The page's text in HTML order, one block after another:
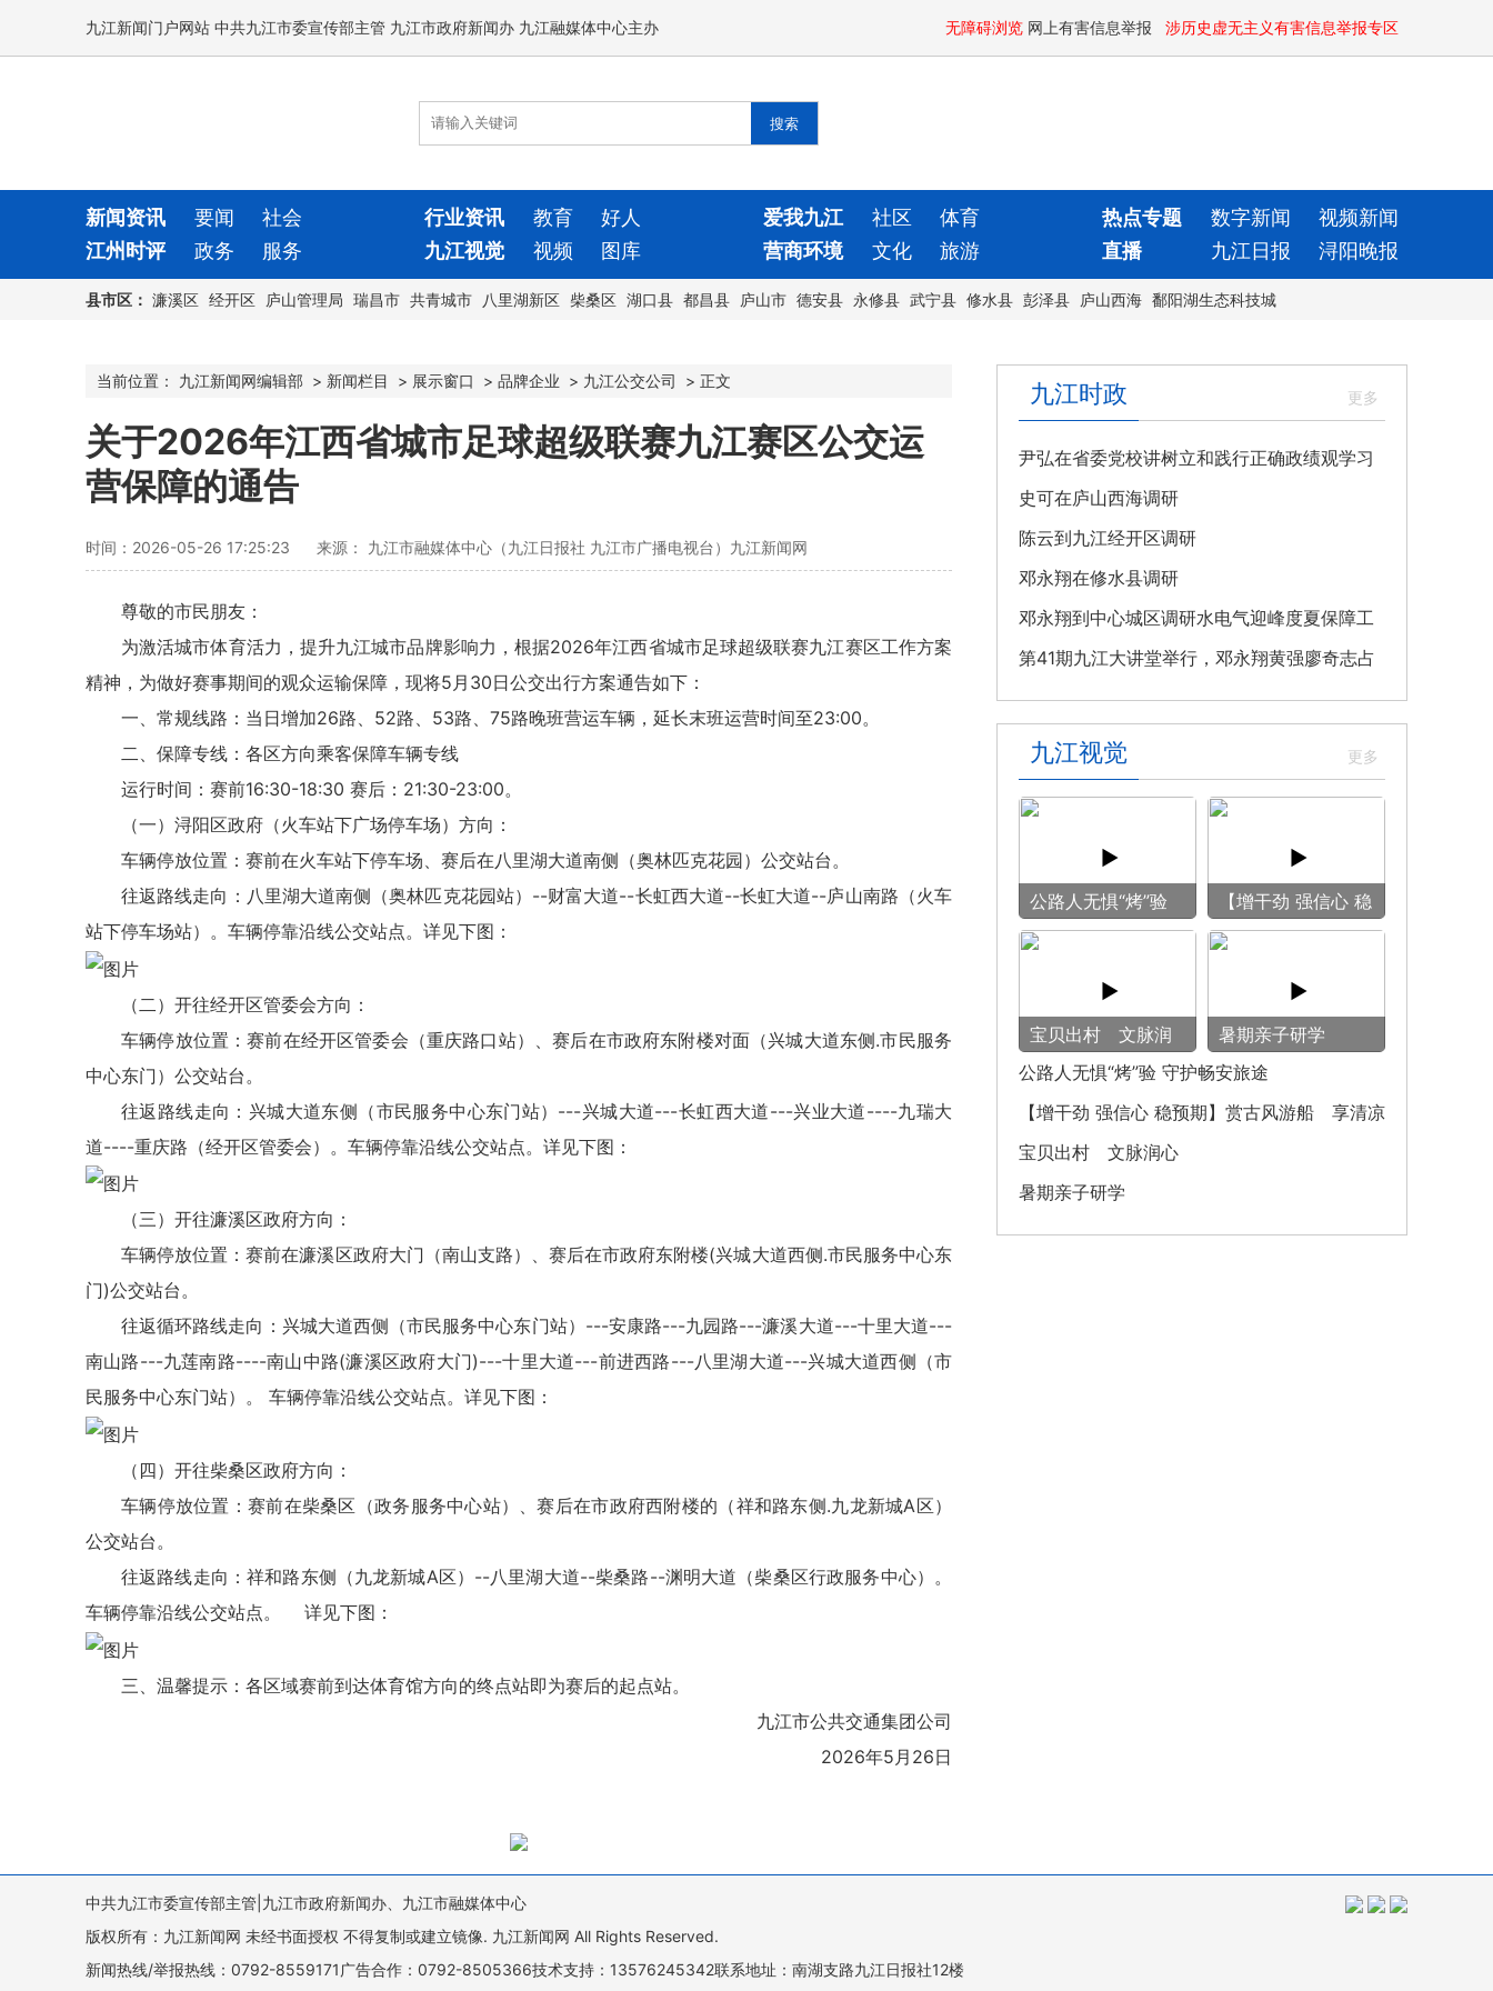
九江新闻门户网站 中共九江市委宣传部主管 九江市政府新闻办 九江融媒体中心主办 无障碍浏览 网上有害信息举报 涉历史虚无主义有害信息举报专区
新闻资讯 要闻 社会 行业资讯 教育 好人 爱我九江 社区 体育 热点专题 数字新闻
视频新闻
江州时评
政务 服务 九江视觉 视频 图库 营商环境 文化 旅游 直播 九江日报 浔阳晚报
县市区： 濂溪区 经开区 庐山管理局 瑞昌市 共青城市 八里湖新区 柴桑区 湖口县 都昌县 庐山市 德安县 永修县 武宁县 修水县 彭泽县 庐山西海 鄱阳湖生态科技城
当前位置： 九江新闻网编辑部 > 新闻栏目 > 展示窗口 > 品牌企业 > 九江公交公司 > 正文
关于2026年江西省城市足球超级联赛九江赛区公交运
营保障的通告
时间：2026-05-26 17:25:23 来源： 九江市融媒体中心（九江日报社 九江市广播电视台）九江新闻网
尊敬的市民朋友：
为激活城市体育活力，提升九江城市品牌影响力，根据2026年江西省城市足球超级联赛九江赛区工作方案
精神，为做好赛事期间的观众运输保障，现将5月30日公交出行方案通告如下：
一、常规线路：当日增加26路、52路、53路、75路晚班营运车辆，延长末班运营时间至23:00。
二、保障专线：各区方向乘客保障车辆专线
运行时间：赛前16:30-18:30 赛后：21:30-23:00。
（一）浔阳区政府（火车站下广场停车场）方向：
车辆停放位置：赛前在火车站下停车场、赛后在八里湖大道南侧（奥林匹克花园）公交站台。
往返路线走向：八里湖大道南侧（奥林匹克花园站）--财富大道--长虹西大道--长虹大道--庐山南路（火车
站下停车场站）。车辆停靠沿线公交站点。详见下图：
（二）开往经开区管委会方向：
车辆停放位置：赛前在经开区管委会（重庆路口站）、赛后在市政府东附楼对面（兴城大道东侧.市民服务
中心东门）公交站台。
往返路线走向：兴城大道东侧（市民服务中心东门站）---兴城大道---长虹西大道---兴业大道----九瑞大
道----重庆路（经开区管委会）。车辆停靠沿线公交站点。详见下图：
（三）开往濂溪区政府方向：
车辆停放位置：赛前在濂溪区政府大门（南山支路）、赛后在市政府东附楼(兴城大道西侧.市民服务中心东
门)公交站台。
往返循环路线走向：兴城大道西侧（市民服务中心东门站）---安康路---九园路---濂溪大道---十里大道---
南山路---九莲南路----南山中路(濂溪区政府大门)---十里大道---前进西路---八里湖大道---兴城大道西侧（市
民服务中心东门站）。 车辆停靠沿线公交站点。详见下图：
（四）开往柴桑区政府方向：
车辆停放位置：赛前在柴桑区（政务服务中心站）、赛后在市政府西附楼的（祥和路东侧.九龙新城A区）
公交站台。
往返路线走向：祥和路东侧（九龙新城A区）--八里湖大道--柴桑路--渊明大道（柴桑区行政服务中心）。
车辆停靠沿线公交站点。 详见下图：
三、温馨提示：各区域赛前到达体育馆方向的终点站即为赛后的起点站。
九江市公共交通集团公司
2026年5月26日
九江时政
尹弘在省委党校讲树立和践行正确政绩观学习
教育专题党课
史可在庐山西海调研
陈云到九江经开区调研
邓永翔在修水县调研
邓永翔到中心城区调研水电气迎峰度夏保障工
作
第41期九江大讲堂举行，邓永翔黄强廖奇志占
勇出席
九江视觉
公路人无惧“烤”验
守护畅安旅途
【增干劲 强信心 稳
预期】赏古风游
宝贝出村 文脉润
心
暑期亲子研学
公路人无惧“烤”验 守护畅安旅途
【增干劲 强信心 稳预期】赏古风游船 享清凉
之旅
宝贝出村 文脉润心
暑期亲子研学
中共九江市委宣传部主管|九江市政府新闻办、九江市融媒体中心
版权所有：九江新闻网 未经书面授权 不得复制或建立镜像. 九江新闻网 All Rights Reserved.
新闻热线/举报热线：0792-8559171广告合作：0792-8505366技术支持：13576245342联系地址：南湖支路九江日报社12楼